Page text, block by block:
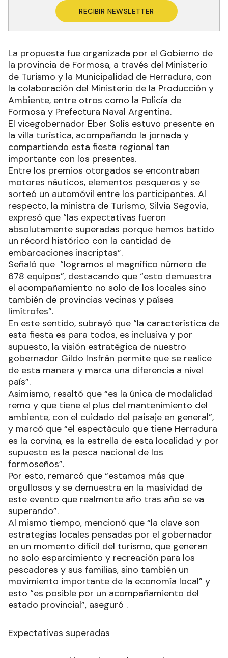
RECIBIR NEWSLETTER
La propuesta fue organizada por el Gobierno de
la provincia de Formosa, a través del Ministerio
de Turismo y la Municipalidad de Herradura, con
la colaboración del Ministerio de la Producción y
Ambiente, entre otros como la Policía de
Formosa y Prefectura Naval Argentina.
El vicegobernador Eber Solís estuvo presente en
la villa turística, acompañando la jornada y
compartiendo esta fiesta regional tan
importante con los presentes.
Entre los premios otorgados se encontraban
motores náuticos, elementos pesqueros y se
sorteó un automóvil entre los participantes. Al
respecto, la ministra de Turismo, Silvia Segovia,
expresó que “las expectativas fueron
absolutamente superadas porque hemos batido
un récord histórico con la cantidad de
embarcaciones inscriptas”.
Señaló que “logramos el magnífico número de
678 equipos”, destacando que “esto demuestra
el acompañamiento no solo de los locales sino
también de provincias vecinas y países
limítrofes”.
En este sentido, subrayó que “la característica de
esta fiesta es para todos, es inclusiva y por
supuesto, la visión estratégica de nuestro
gobernador Gildo Insfrán permite que se realice
de esta manera y marca una diferencia a nivel
país”.
Asimismo, resaltó que “es la única de modalidad
remo y que tiene el plus del mantenimiento del
ambiente, con el cuidado del paisaje en general”,
y marcó que “el espectáculo que tiene Herradura
es la corvina, es la estrella de esta localidad y por
supuesto es la pesca nacional de los
formoseños”.
Por esto, remarcó que “estamos más que
orgullosos y se demuestra en la masividad de
este evento que realmente año tras año se va
superando”.
Al mismo tiempo, mencionó que “la clave son
estrategias locales pensadas por el gobernador
en un momento difícil del turismo, que generan
no solo esparcimiento y recreación para los
pescadores y sus familias, sino también un
movimiento importante de la economía local” y
esto “es posible por un acompañamiento del
estado provincial”, aseguró .
Expectativas superadas